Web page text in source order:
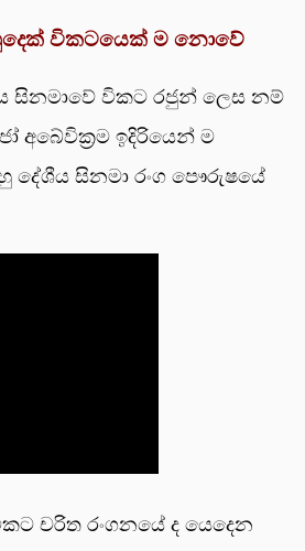
විකටයෙක් ම නොවේ
සිනමාවේ විකට රජුන් ලෙස නම්
අබේවික්‍රම ඉදිරියෙන් ම
දේශීය සිනමා රංග පෞරුෂයේ
චරිත රංගනයේ ද යෙදෙන